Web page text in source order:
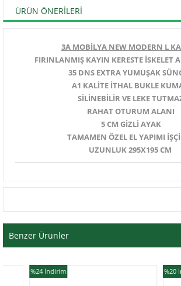
ÜRÜN ÖNERILERI
3A MOBİLYA NEW MODERN L
FIRINLANMIŞ KAYIN KERESTE İSKELET
35 DNS EXTRA YUMUŞAK
A1 KALİTE İTHAL BUKLE
SİLİNEBİLİR VE LEKE
RAHAT OTURUM ALANI
5 CM GİZLİ AYAK
TAMAMEN ÖZEL EL YAPIMI
UZUNLUK 295X195 CM
Benzer Ürünler
İndirim İndirim